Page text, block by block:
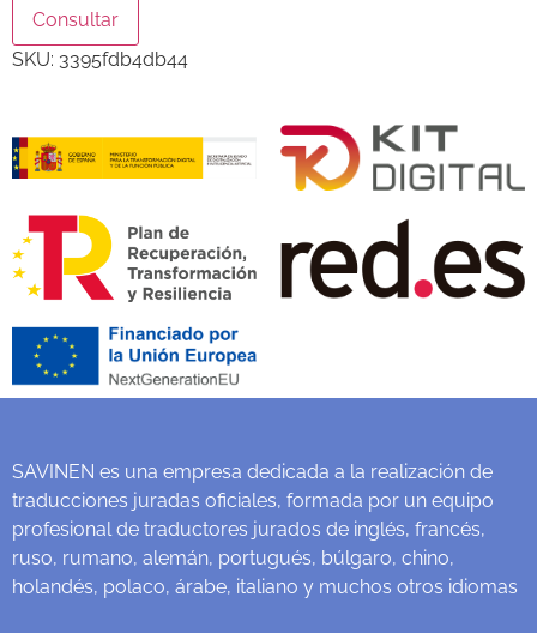
Consultar
SKU: 3395fdb4db44
SAVINEN es una empresa dedicada a la realización de
traducciones juradas oficiales, formada por un equipo
profesional de traductores jurados de inglés, francés,
ruso, rumano, alemán, portugués, búlgaro, chino,
holandés, polaco, árabe, italiano y muchos otros idiomas